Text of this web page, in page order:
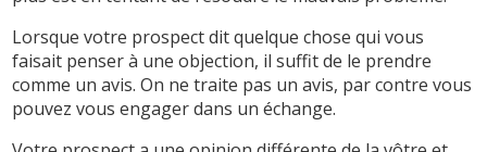
Lorsque votre prospect dit quelque chose qui vous
faisait penser à une objection, il suffit de le prendre
comme un avis. On ne traite pas un avis, par contre vous
pouvez vous engager dans un échange.